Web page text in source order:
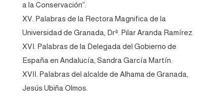
a la Conservación”.
XV. Palabras de la Rectora Magnifica de la
Universidad de Granada, Drª. Pilar Aranda Ramírez.
XVI. Palabras de la Delegada del Gobierno de
España en Andalucía, Sandra García Martín.
XVII. Palabras del alcalde de Alhama de Granada,
Jesús Ubiña Olmos.